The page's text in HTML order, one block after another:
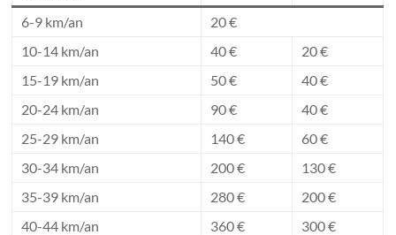
6-9 km/an
20 €
10-14 km/an
40 €
20 €
15-19 km/an
50 €
40 €
20-24 km/an
90 €
40 €
25-29 km/an
140 €
60 €
30-34 km/an
200 €
130 €
35-39 km/an
280 €
200 €
40-44 km/an
360 €
300 €